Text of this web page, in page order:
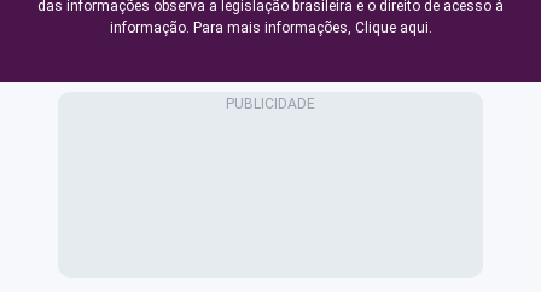
das informações observa a legislação brasileira e o direito de acesso à
informação. Para mais informações, Clique aqui.